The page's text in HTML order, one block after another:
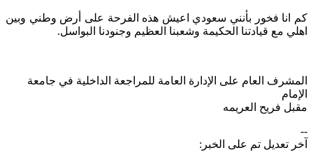
كم انا فخور بأنني سعودي اعيش هذه الفرحة على أرض وطني وبين
اهلي مع قيادتنا الحكيمة وشعبنا العظيم وجنودنا البواسل.
المشرف العام على الإدارة العامة للمراجعة الداخلية في جامعة
الإمام
مقبل فريح العريمه​
--
آخر تعديل تم على الخبر: